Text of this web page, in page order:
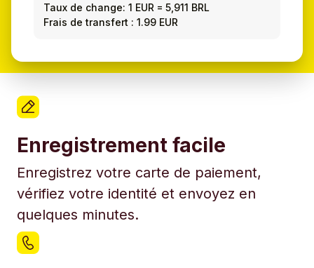
Taux de change: 1 EUR =5,911 BRL
Frais de transfert : 1.99 EUR
Enregistrement facile
Enregistrez votre carte de paiement,
vérifiez votre identité et envoyez en
quelques minutes.